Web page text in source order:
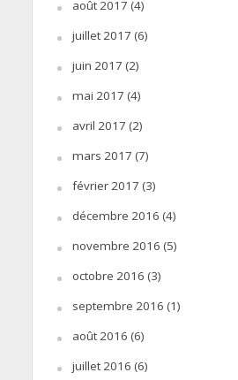
août 2017 (4)
juillet 2017 (6)
juin 2017 (2)
mai 2017 (4)
avril 2017 (2)
mars 2017 (7)
février 2017 (3)
décembre 2016 (4)
novembre 2016 (5)
octobre 2016 (3)
septembre 2016 (1)
août 2016 (6)
juillet 2016 (6)